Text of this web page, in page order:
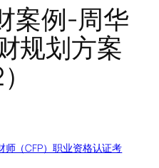
案例-周华
规划方案
（CFP）职业资格认证考